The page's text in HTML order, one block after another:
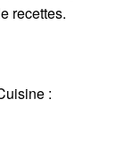
recettes.
: